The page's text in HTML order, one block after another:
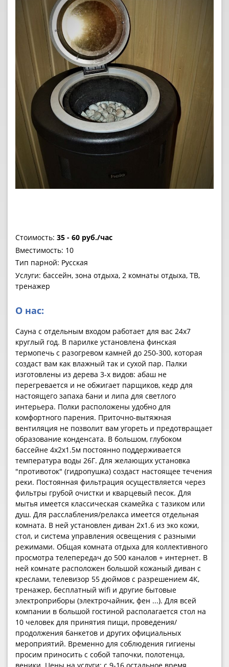
Стоимость: 35 - 60 руб./час
Вместимость: 10
Тип парной: Русская
Услуги: бассейн, зона отдыха, 2 комнаты отдыха, ТВ,
тренажер
О нас:
Сауна с отдельным входом работает для вас 24х7
круглый год. В парилке установлена финская
термопечь с разогревом камней до 250-300, которая
создаст вам как влажный так и сухой пар. Палки
изготовлены из дерева 3-х видов: абаш не
перегревается и не обжигает парщиков, кедр для
настоящего запаха бани и липа для светлого
интерьера. Полки расположены удобно для
комфортного парения. Приточно-вытяжная
вентиляция не позволит вам угореть и предотвращает
образование конденсата. В большом, глубоком
бассейне 4х2х1.5м постоянно поддерживается
температура воды 26Г. Для желающих установка
"противоток" (гидропушка) создаст настоящее течения
реки. Постоянная фильтрация осуществляется через
фильтры грубой очистки и кварцевый песок. Для
мытья имеется классическая скамейка с тазиком или
душ. Для расслабления/релакса имеется отдельная
комната. В ней установлен диван 2х1.6 из эко кожи,
стол, и система управления освещения с разными
режимами. Общая комната отдыха для коллективного
просмотра телепередач до 500 каналов + интернет. В
ней комнате расположен большой кожаный диван с
креслами, телевизор 55 дюймов с разрешением 4К,
тренажер, бесплатный wifi и другие бытовые
электроприборы (электрочайник, фен ...). Для всей
компании в большой гостиной располагается стол на
10 человек для принятия пищи, проведения/
продолжения банкетов и других официальных
мероприятий. Временно для соблюдения гигиены
просим приносить с собой тапочки, полотенца,